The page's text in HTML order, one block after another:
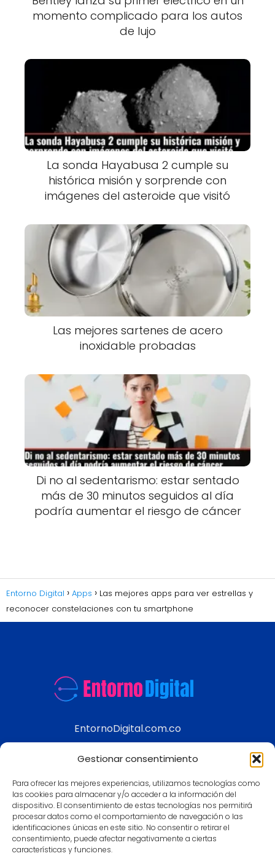
Gestionar consentimiento
Para ofrecer las mejores experiencias, utilizamos tecnologías como
las cookies para almacenar y/o acceder a la información del
dispositivo. El consentimiento de estas tecnologías nos permitirá
procesar datos como el comportamiento de navegación o las
identificaciones únicas en este sitio. No consentir o retirar el
consentimiento, puede afectar negativamente a ciertas
características y funciones.
momento complicado para los autos
de lujo
La sonda Hayabusa 2 cumple su
histórica misión y sorprende con
imágenes del asteroide que visitó
Las mejores sartenes de acero
inoxidable probadas
Di no al sedentarismo: estar sentado
más de 30 minutos seguidos al día
podría aumentar el riesgo de cáncer
Entorno Digital Apps
Las mejores apps para ver estrellas y
reconocer constelaciones con tu smartphone
EntornoDigital.com.co
modernos
Aviso legal
Política de Privacidad
Política de Cookies
Contacto